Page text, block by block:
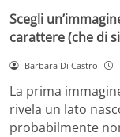
Scegli
carattere (che di
Barbara Di Castro
La prima
rivela un lato
probabilmente